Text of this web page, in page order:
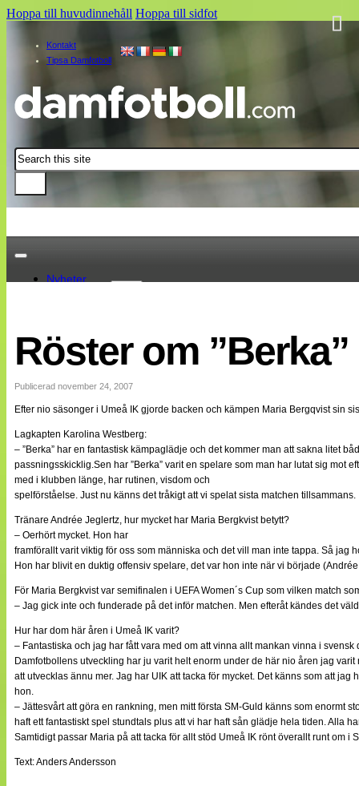
Hoppa till huvudinnehåll Hoppa till sidfot
Kontakt
Tipsa Damfotboll
Sök
Nyheter
Landslaget
EM 2013
Internationellt
Bildreportage
Bloggar
Lagen
Webb-TV
Medlemsbilder
Till klubbkassan
NÄTverket
Split vision
Om oss
Annonsera
Statistik
Tipsa Damfotboll
Kontakt
Röster om ”Berka”
Publicerad november 24, 2007
Efter nio säsonger i Umeå IK gjorde backen och kämpen Maria Bergqvist sin
Lagkapten Karolina Westberg:
– ”Berka” har en fantastisk kämpaglädje och det kommer man att sakna litet
passningsskicklig.Sen har ”Berka” varit en spelare som man har lutat sig mot
med i klubben länge, har rutinen, visdom och
spelförståelse. Just nu känns det tråkigt att vi spelat sista matchen tillsammans.
Tränare Andrée Jeglertz, hur mycket har Maria Bergkvist betytt?
– Oerhört mycket. Hon har
framförallt varit viktig för oss som människa och det vill man inte tappa. Så jag
Hon har blivit en duktig offensiv spelare, det var hon inte när vi började
För Maria Bergkvist var semifinalen i UEFA Women´s Cup som vilken match
– Jag gick inte och funderade på det inför matchen. Men efteråt kändes det
Hur har dom här åren i Umeå IK varit?
– Fantastiska och jag har fått vara med om att vinna allt mankan vinna i
Damfotbollens utveckling har ju varit helt enorm under de här nio åren jag
att utvecklas ännu mer. Jag har UIK att tacka för mycket. Det känns som att
hon.
– Jättesvårt att göra en rankning, men mitt första SM-Guld känns som enormt
haft ett fantastiskt spel stundtals plus att vi har haft sån glädje hela tiden. Alla
Samtidigt passar Maria på att tacka för allt stöd Umeå IK rönt överallt runt om i
Text: Anders Andersson